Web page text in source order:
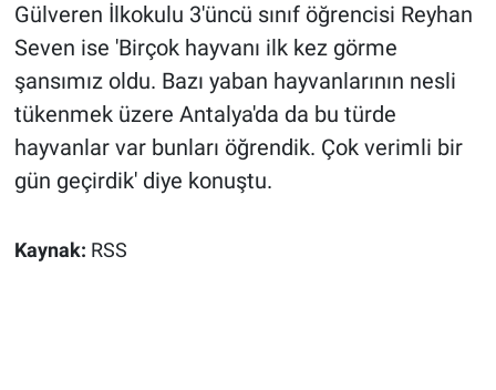
Gülveren İlkokulu 3'üncü sınıf öğrencisi Reyhan
Seven ise 'Birçok hayvanı ilk kez görme
şansımız oldu. Bazı yaban hayvanlarının nesli
tükenmek üzere Antalya'da da bu türde
hayvanlar var bunları öğrendik. Çok verimli bir
gün geçirdik' diye konuştu.
Kaynak: RSS